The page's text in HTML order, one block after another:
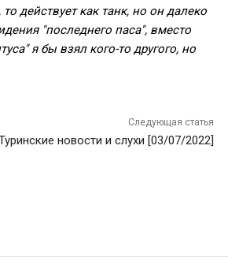
действует как танк, но он далеко
"последнего паса", вместо
я бы взял кого-то другого, но
Следующая статья
новости и слухи [03/07/2022]